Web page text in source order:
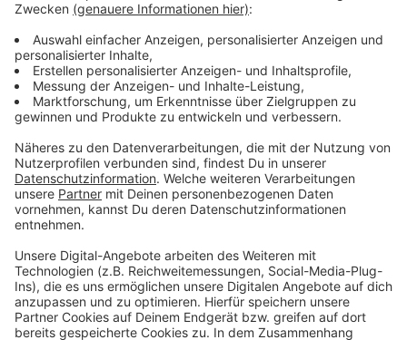
Generation" sich schon mal in Münster festkleben. Sie
versuchten sich an der Kreuzung Warendorfer Straße/
Schifffahrter Damm festzukleben. Allerdings hat die
Polizei davon rechtzeitig erfahren und die Aktion
bekommen hatte, hat sie sich mit fünf Einsatzwagen
und zwei Motorrädern vor Ort postiert. Auf einem
Supermarktparkplatz haben die Beamt:innen acht
Verdächtige gestellt und ihre Personalien
Weitere Infos gibt eshier.